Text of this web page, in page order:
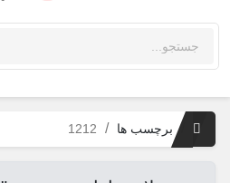
برچسب ها 1212